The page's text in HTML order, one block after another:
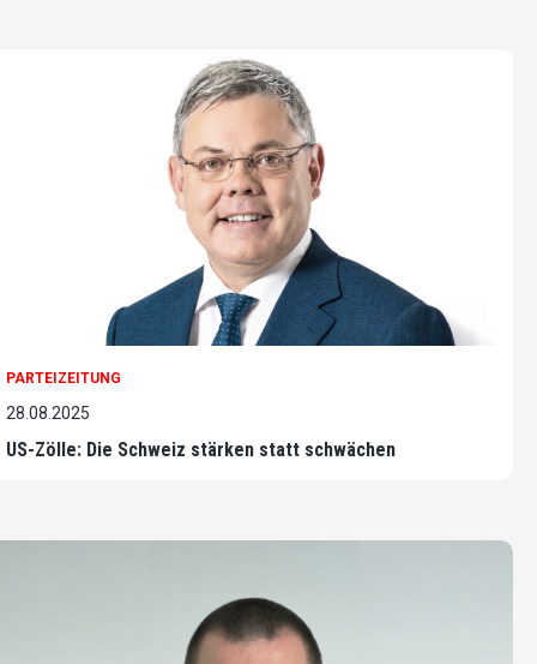
PARTEIZEITUNG
28.08.2025
US-Zölle: Die Schweiz stärken statt schwächen